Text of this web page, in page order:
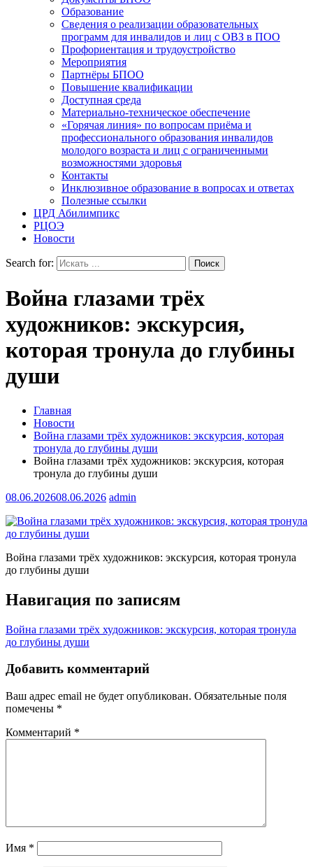
Образование
Сведения о реализации образовательных
программ для инвалидов и лиц с ОВЗ в ПОО
Профориентация и трудоустройство
Мероприятия
Партнёры БПОО
Повышение квалификации
Доступная среда
Материально-техническое обеспечение
«Горячая линия» по вопросам приёма и
профессионального образования инвалидов
молодого возраста и лиц с ограниченными
возможностями здоровья
Контакты
Инклюзивное образование в вопросах и ответах
Полезные ссылки
ЦРД Абилимпикс
РЦОЭ
Новости
Search for:
Война глазами трёх
художников: экскурсия,
которая тронула до глубины
души
Главная
Новости
Война глазами трёх художников: экскурсия, которая
тронула до глубины души
Война глазами трёх художников: экскурсия, которая
тронула до глубины души
08.06.202608.06.2026 admin
Война глазами трёх художников: экскурсия, которая тронула
до глубины души
Навигация по записям
Война глазами трёх художников: экскурсия, которая тронула
до глубины души
Добавить комментарий
Ваш адрес email не будет опубликован. Обязательные поля
помечены *
Комментарий *
Имя *